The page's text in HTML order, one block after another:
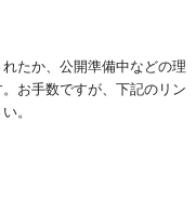
たか、公開準備中などの理
お手数ですが、下記のリン
。